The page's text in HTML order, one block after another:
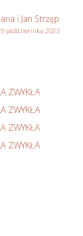
i Jan Strzęp
października 2023
ZWYKŁA
ZWYKŁA
ZWYKŁA
ZWYKŁA